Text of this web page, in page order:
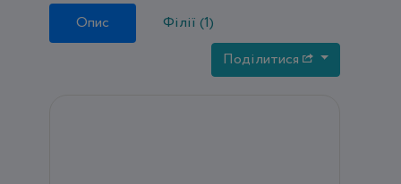
Опис
Філії (1)
Поділитися